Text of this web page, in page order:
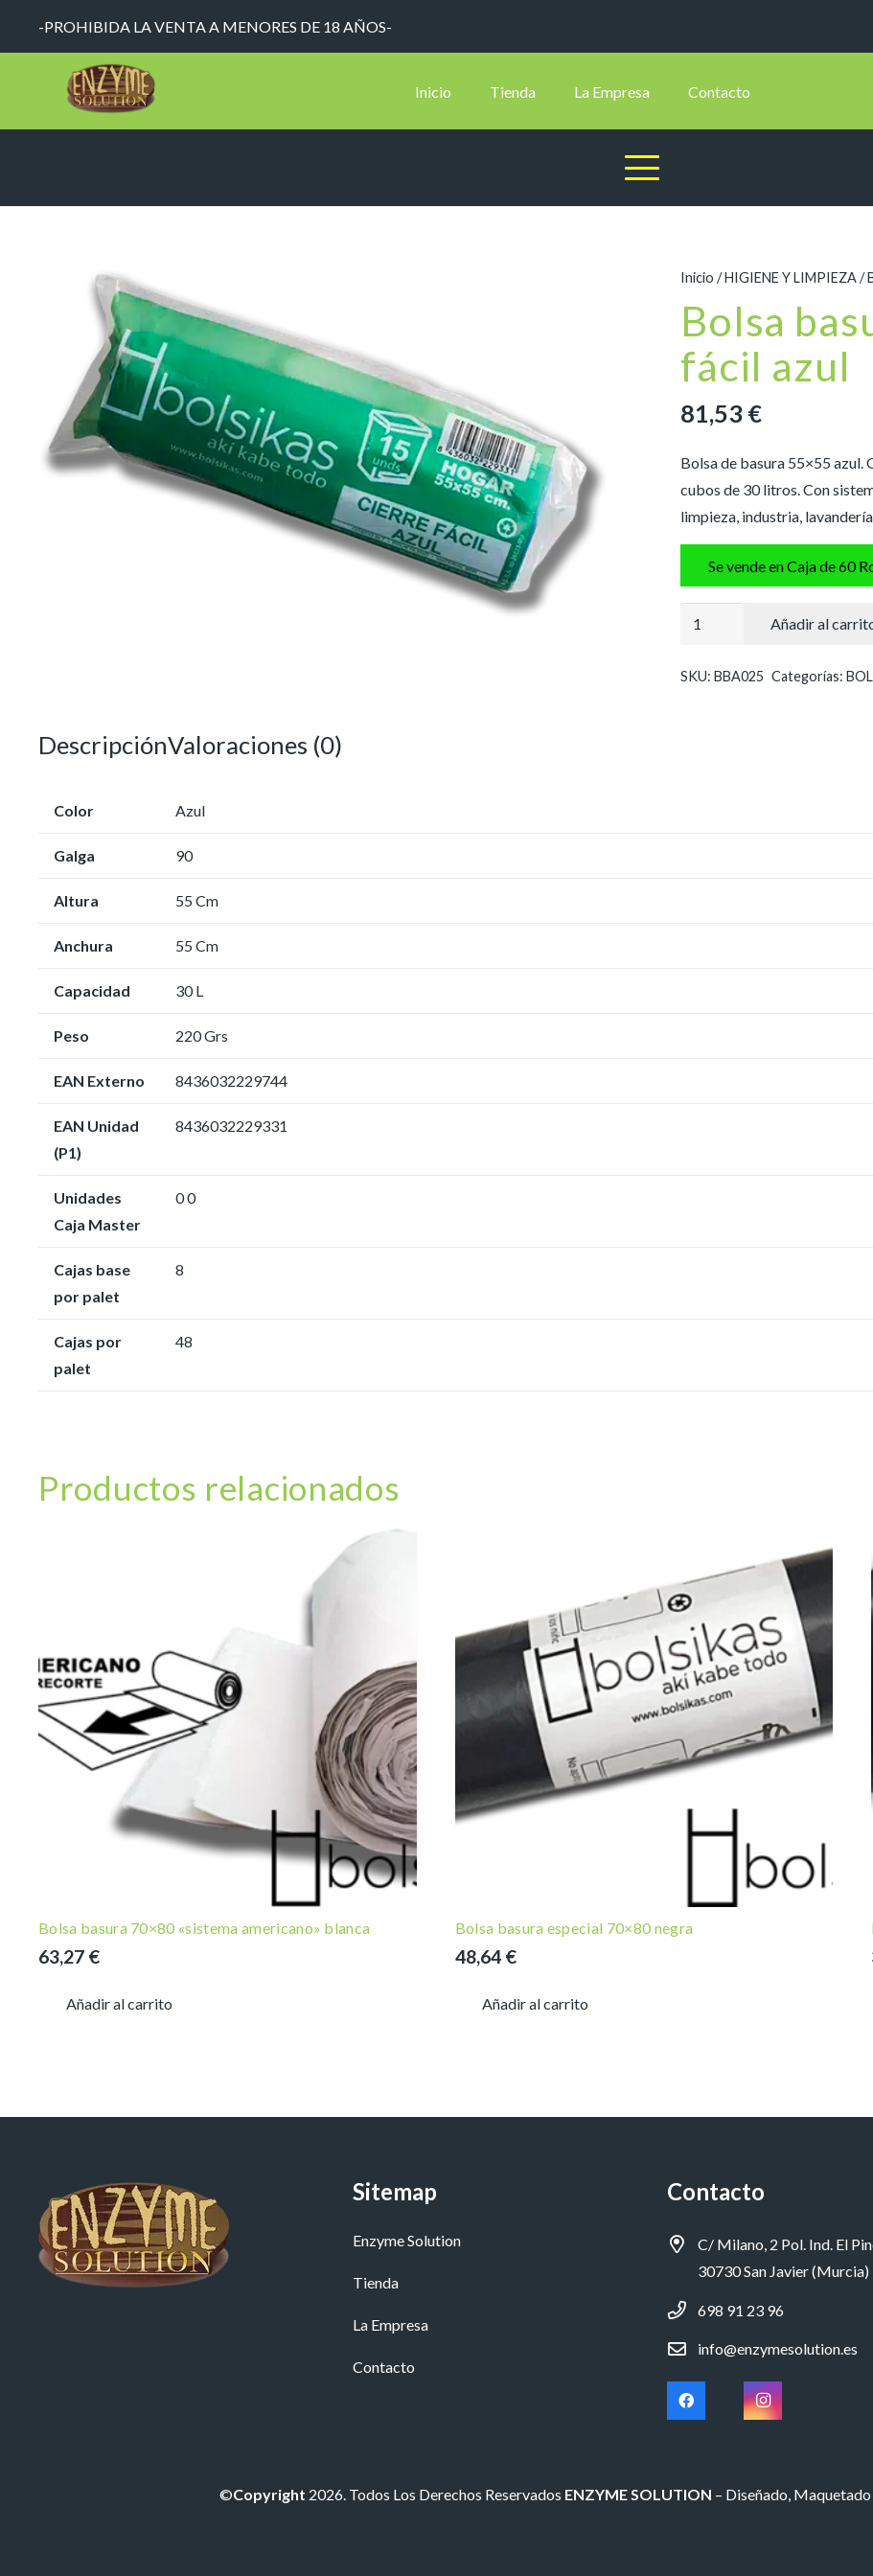
-PROHIBIDA LA VENTA A MENORES DE 18 AÑOS-
Inicio Tienda La Empresa Contacto
Inicio /HIGIENE Y LIMPIEZA/
Bolsa
fácil azul
81,53 €
Bolsa de basura 55×55 azul.
cubos de 30 litros. Con
limpieza, industria,
Se vende en Caja de 60
55x55
Añadir al
SKU: BBA025 Categorías:
DescripciónValoraciones (0)
Color Azul
Galga 90
Altura 55 Cm
Anchura 55 Cm
Capacidad 30 L
Peso 220 Grs
EAN Externo 8436032229744
EAN Unidad
(P1)
8436032229331
Unidades
Caja Master
0 0
Cajas base
por palet
8
Cajas por
palet
48
Productos relacionados
Bolsa basura 70×80 «sistema americano» blanca
63,27 €
Añadir al carrito
Bolsa basura especial 70×80 negra
48,64 €
Añadir al carrito
Sitemap
Enzyme Solution
Tienda
La Empresa
Contacto
Contacto
C/ Milano, 2 Pol. Ind. El
30730 San Javier (Murcia)
698 91 23 96
info@enzymesolution.es
©Copyright 2026. Todos Los Derechos Reservados ENZYME SOLUTION – Diseñado,